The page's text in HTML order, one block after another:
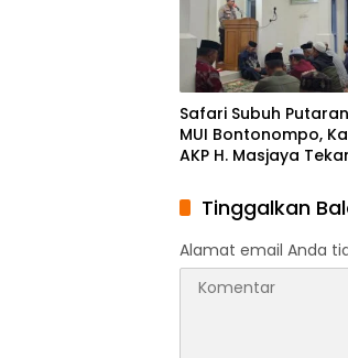
Safari Subuh
MUI Bontonompo,
AKP H. Masjaya
Kamtibmas
Tinggalkan
Alamat email Anda